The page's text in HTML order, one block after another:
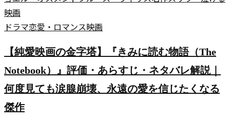
映画
ドラマ恋愛・ロマンス映画
【純愛映画の金字塔】『きみに読む物語（The
Notebook）』評価・あらすじ・ネタバレ解説｜
何度見ても涙腺崩壊、永遠の愛を信じたくなる
傑作